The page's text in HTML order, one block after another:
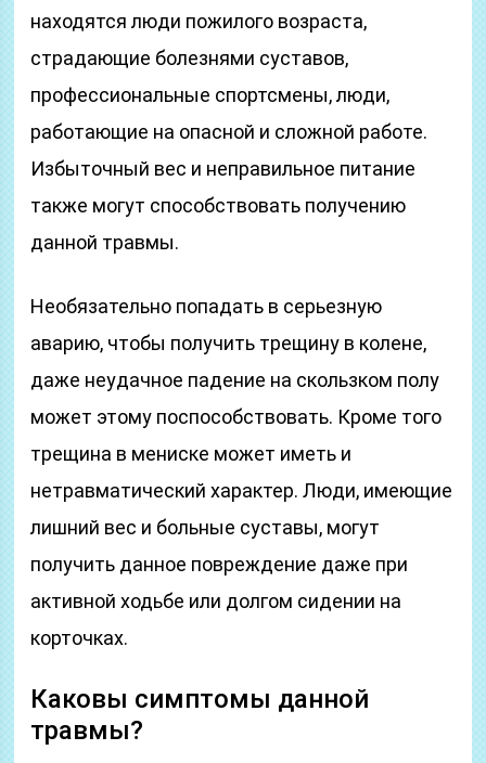
находятся люди пожилого возраста,
страдающие болезнями суставов,
профессиональные спортсмены, люди,
работающие на опасной и сложной работе.
Избыточный вес и неправильное питание
также могут способствовать получению
данной травмы.
Необязательно попадать в серьезную
аварию, чтобы получить трещину в колене,
даже неудачное падение на скользком полу
может этому поспособствовать. Кроме того
трещина в мениске может иметь и
нетравматический характер. Люди, имеющие
лишний вес и больные суставы, могут
получить данное повреждение даже при
активной ходьбе или долгом сидении на
корточках.
Каковы симптомы данной
травмы?